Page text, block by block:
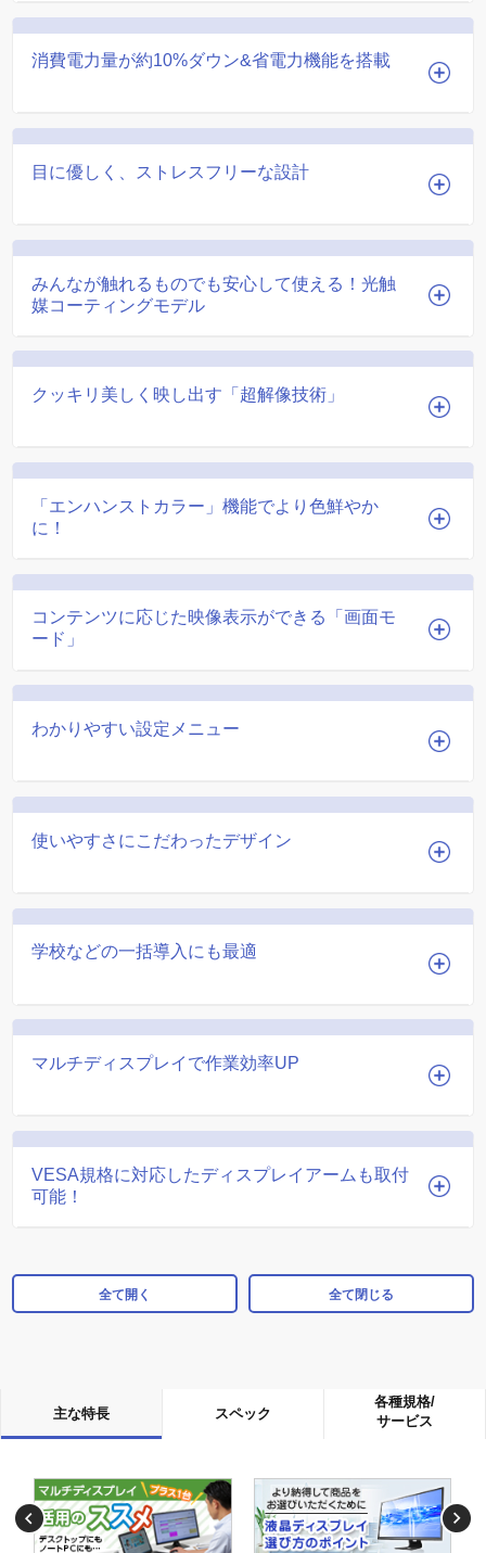
消費電力量が約10%ダウン&省電力機能を搭載
目に優しく、ストレスフリーな設計
みんなが触れるものでも安心して使える！光触
媒コーティングモデル
クッキリ美しく映し出す「超解像技術」
「エンハンストカラー」機能でより色鮮やか
に！
コンテンツに応じた映像表示ができる「画面モ
ード」
わかりやすい設定メニュー
使いやすさにこだわったデザイン
学校などの一括導入にも最適
マルチディスプレイで作業効率UP
VESA規格に対応したディスプレイアームも取付
可能！
全て開く 全て閉じる
主な特長 スペック
各種規格/
サービス